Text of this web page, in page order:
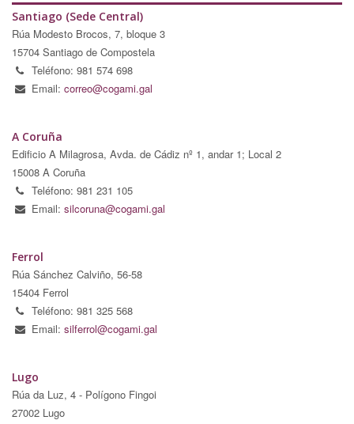
Santiago (Sede Central)
Rúa Modesto Brocos, 7, bloque 3
15704 Santiago de Compostela
Teléfono: 981 574 698
Email: correo@cogami.gal
A Coruña
Edificio A Milagrosa, Avda. de Cádiz nº 1, andar 1; Local 2
15008 A Coruña
Teléfono: 981 231 105
Email: silcoruna@cogami.gal
Ferrol
Rúa Sánchez Calviño, 56-58
15404 Ferrol
Teléfono: 981 325 568
Email: silferrol@cogami.gal
Lugo
Rúa da Luz, 4 - Polígono Fingoi
27002 Lugo